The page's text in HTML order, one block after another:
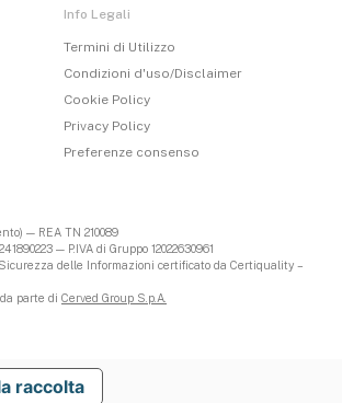
Info Legali
Termini di Utilizzo
Condizioni d'uso/Disclaimer
Cookie Policy
Privacy Policy
Preferenze consenso
— REA TN 210089
— P.IVA di Gruppo 12022630961
delle Informazioni certificato da Certiquality –
parte di Cerved Group S.p.A.
raccolta